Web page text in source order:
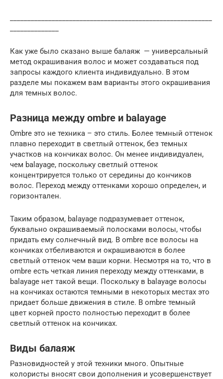
Как уже было сказано выше балаяж — универсальный
метод окрашивания волос и может создаваться под
запросы каждого клиента индивидуально. В этом
разделе мы покажем вам варианты этого окрашивания
для темных волос.
Разница между ombre и balayage
Ombre это не техника – это стиль. Более темный оттенок
плавно переходит в светлый оттенок, без темных
участков на кончиках волос. Он менее индивидуален,
чем balayage, поскольку светлый оттенок
концентрируется только от середины до кончиков
волос. Переход между оттенками хорошо определен, и
горизонтален.
Таким образом, balayage подразумевает оттенок,
буквально окрашиваемый полосками волосы, чтобы
придать ему солнечный вид. В ombre все волосы на
кончиках отбеливаются и окрашиваются в более
светлый оттенок чем ваши корни. Несмотря на то, что в
ombre есть четкая линия переходу между оттенками, в
balayage нет такой вещи. Поскольку в balayage волосы
на кончиках остаются темными в некоторых местах это
придает больше движения в стиле. В ombre темный
цвет корней просто полностью переходит в более
светлый оттенок на кончиках.
Виды балаяж
Разновидностей у этой техники много. Опытные
колористы вносят свои дополнения и усовершенствует